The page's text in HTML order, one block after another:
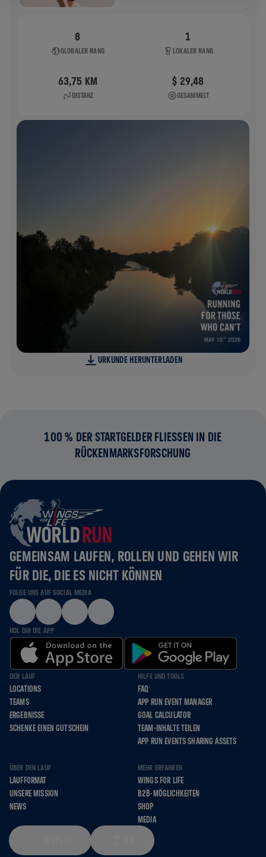
8
GLOBALER RANG
1
LOKALER RANG
63,75 KM
DISTANZ
$ 29,48
GESAMMELT
URKUNDE HERUNTERLADEN
100 % DER STARTGELDER FLIESSEN IN DIE R
ÜCKENMARKSFORSCHUNG
GEMEINSAM LAUFEN, ROLLEN UND GEHEN WIR
FÜR DIE, DIE ES NICHT KÖNNEN
FOLGE UNS AUF SOCIAL MEDIA
HOL DIR DIE APP
DER LAUF
LOCATIONS
TEAMS
ERGEBNISSE
SCHENKE EINEN GUTSCHEIN
HILFE UND TOOLS
FAQ
APP RUN EVENT MANAGER
GOAL CALCULATOR
TEAM-INHALTE TEILEN
APP RUN EVENTS SHARING ASSETS
ÜBER DEN LAUF
LAUFFORMAT
UNSERE MISSION
NEWS
MEHR ERFAHREN
WINGS FOR LIFE
B2B-MÖGLICHKEITEN
SHOP
MEDIA